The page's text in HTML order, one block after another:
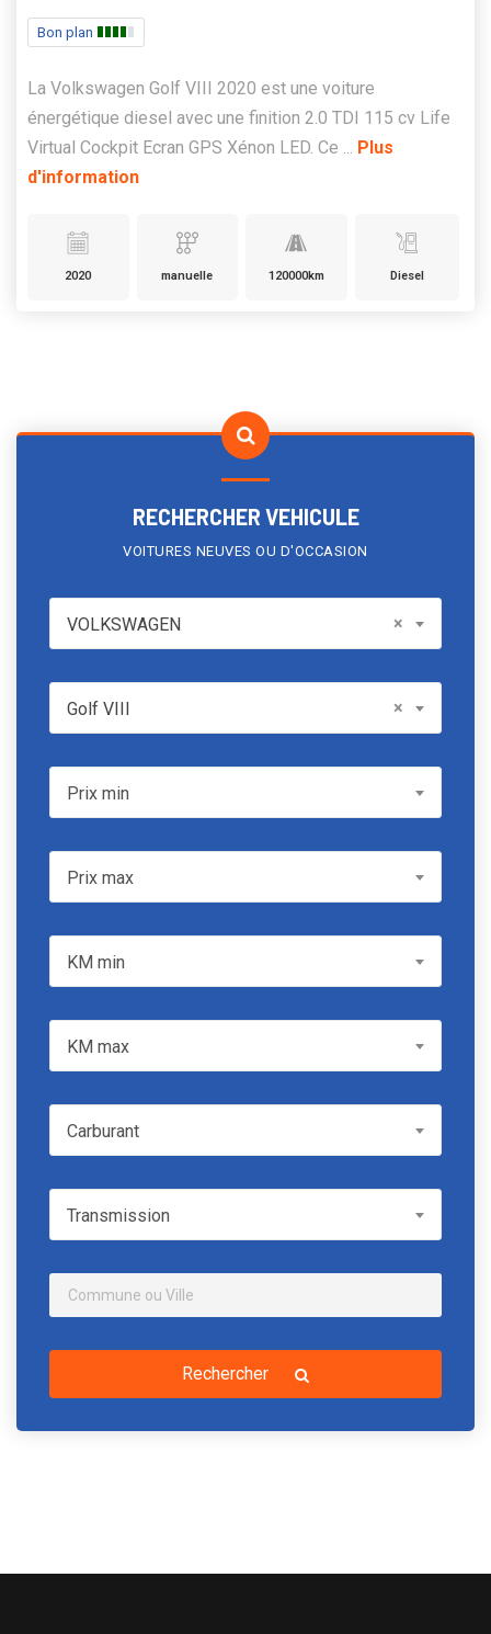
Bon plan
La Volkswagen Golf VIII 2020 est une voiture
énergétique diesel avec une finition 2.0 TDI 115 cv Life
Virtual Cockpit Ecran GPS Xénon LED. Ce ... Plus
d'information
2020 manuelle 120000km Diesel
RECHERCHER VEHICULE
VOITURES NEUVES OU D'OCCASION
VOLKSWAGEN ×
VOLKSWAGEN
Model ×
Golf VIII
Prix minPrix min
Prix maxPrix max
KM min
KM max
CarburantCarburant
TransmissionTransmission
Rechercher